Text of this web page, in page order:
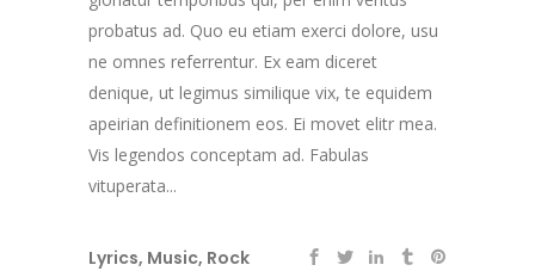
probatus ad. Quo eu etiam exerci dolore, usu
ne omnes referrentur. Ex eam diceret
denique, ut legimus similique vix, te equidem
apeirian definitionem eos. Ei movet elitr mea.
Vis legendos conceptam ad. Fabulas
vituperata...
Lyrics, Music, Rock